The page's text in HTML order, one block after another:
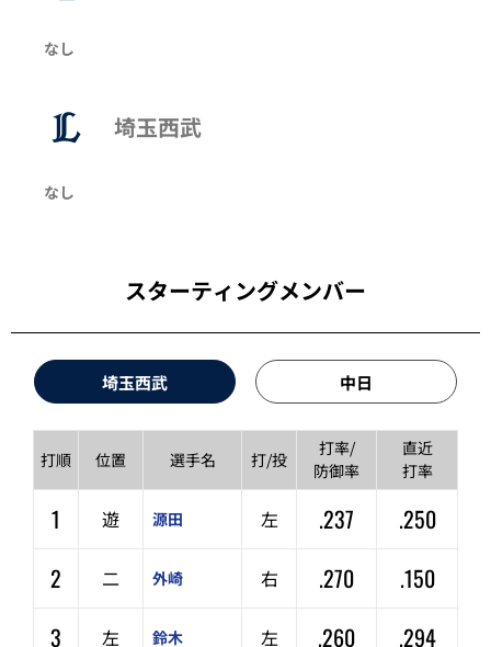
なし
埼玉西武
なし
スターティングメンバー
埼玉西武 中日
打順 位置 選手名 打/投
打率/
防御率
直近
打率
1 遊 源田 左 .237
.250
2
二 外崎 右 .270
.150
3
左 鈴木 左 .260
.294